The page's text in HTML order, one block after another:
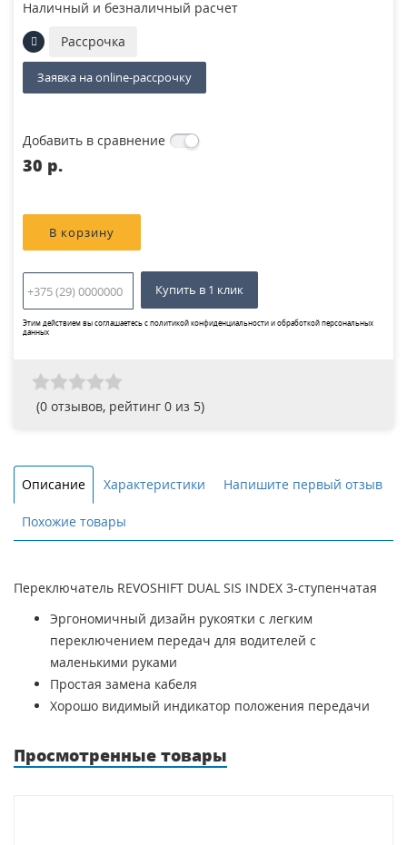
Наличный и безналичный расчет
Рассрочка
Заявка на online-рассрочку
Добавить в сравнение
30 p.
Купить в 1 клик
Этим действием вы соглашаетесь сполитикой конфиденциальности и обработкой персональных
данных
(0 отзывов, рейтинг 0 из 5)
Описание Характеристики Напишите первый отзыв
Похожие товары
Переключатель REVOSHIFT DUAL SIS INDEX 3-ступенчатая
Эргономичный дизайн рукоятки с легким
переключением передач для водителей с
маленькими руками
Простая замена кабеля
Хорошо видимый индикатор положения передачи
Просмотренные товары